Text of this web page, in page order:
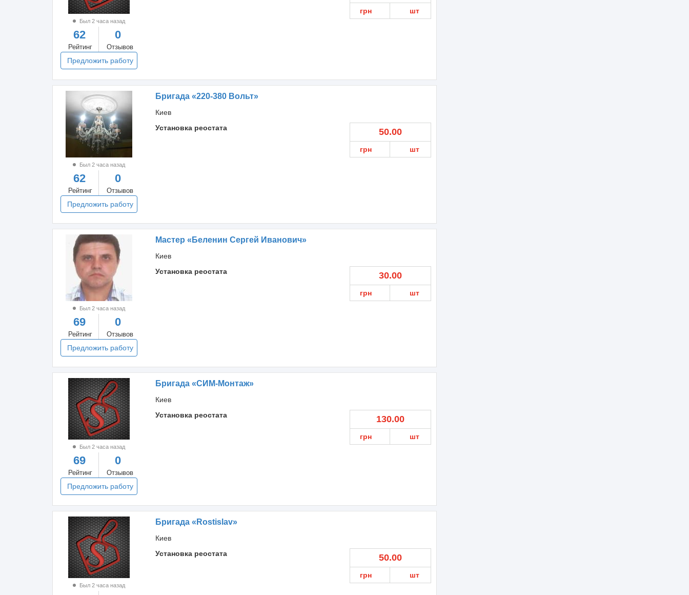
Был 2 часа назад
62
Рейтинг
0
Отзывов
Предложить работу
грн шт
Был 2 часа назад
62
Рейтинг
0
Отзывов
Предложить работу
Бригада «220-380 Вольт»
Киев
Установка реостата
50.00
грн шт
Был 2 часа назад
69
Рейтинг
0
Отзывов
Предложить работу
Мастер «Беленин Сергей Иванович»
Киев
Установка реостата
30.00
грн шт
Был 2 часа назад
69
Рейтинг
0
Отзывов
Предложить работу
Бригада «СИМ-Монтаж»
Киев
Установка реостата
130.00
грн шт
Был 2 часа назад
Бригада «Rostislav»
Киев
Установка реостата
50.00
грн шт